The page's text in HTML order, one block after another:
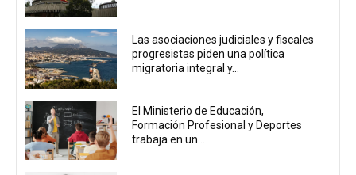
Las asociaciones judiciales y fiscales
progresistas piden una política
migratoria integral y...
El Ministerio de Educación,
Formación Profesional y Deportes
trabaja en un...